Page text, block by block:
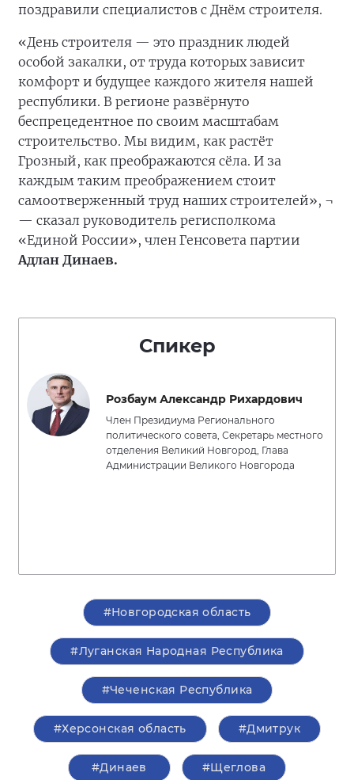
поздравили специалистов с Днём строителя.
«День строителя — это праздник людей
особой закалки, от труда которых зависит
комфорт и будущее каждого жителя нашей
республики. В регионе развёрнуто
беспрецедентное по своим масштабам
строительство. Мы видим, как растёт
Грозный, как преображаются сёла. И за
каждым таким преображением стоит
самоотверженный труд наших строителей», ¬
— сказал руководитель регисполкома
«Единой России», член Генсовета партии
Адлан Динаев.
Спикер
Розбаум Александр Рихардович
Член Президиума Регионального
политического совета, Секретарь местного
отделения Великий Новгород, Глава
Администрации Великого Новгорода
#Новгородская область
#Луганская Народная Республика
#Чеченская Республика
#Херсонская область #Дмитрук
#Динаев #Щеглова